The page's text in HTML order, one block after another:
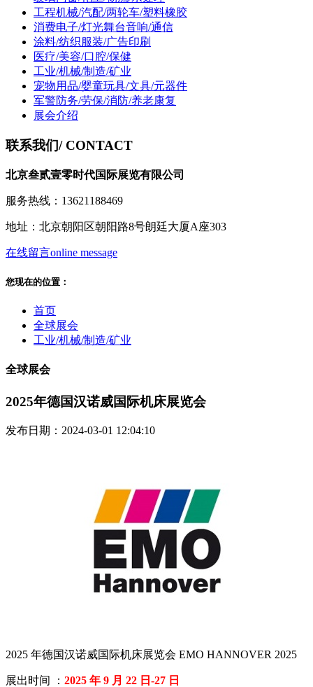
工程机械/汽配/两轮车/塑料橡胶
消费电子/灯光舞台音响/通信
涂料/纺织服装/广告印刷
医疗/美容/口腔/保健
工业/机械/制造/矿业
宠物用品/婴童玩具/文具/元器件
军警防务/劳保/消防/养老康复
展会介绍
联系我们/ CONTACT
北京叁贰壹零时代国际展览有限公司
服务热线：13621188469
地址：北京朝阳区朝阳路8号朗廷大厦A座303
在线留言online message
您现在的位置：
首页
全球展会
工业/机械/制造/矿业
全球展会
2025年德国汉诺威国际机床展览会
发布日期：2024-03-01 12:04:10
2025 年德国汉诺威国际机床展览会 EMO HANNOVER 2025
展出时间 ： 2025 年 9 月 22 日-27 日